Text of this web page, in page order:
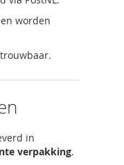
worden
in
verpakking.